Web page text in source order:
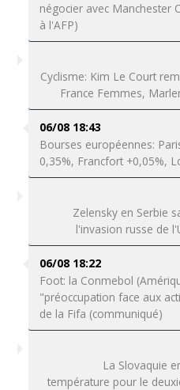
négocier avec Manchester
à l'AFP)
Cyclisme: Kim Le Court
France Femmes,
06/08 18:43
Bourses européennes:
0,35%, Francfort +0,05%,
Zelensky en Serbie
l'invasion russe de
06/08 18:22
Foot: la Conmebol
"préoccupation face aux
de la Fifa (communiqué)
La Slovaquie
température pour le